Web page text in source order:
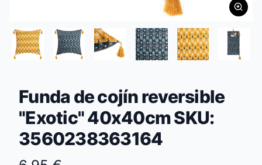
Funda de cojín reversible
"Exotic" 40x40cm SKU:
3560238363164